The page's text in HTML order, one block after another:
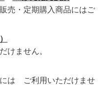
売・定期購入商品にはご
けません。
は ご利用いただけませ